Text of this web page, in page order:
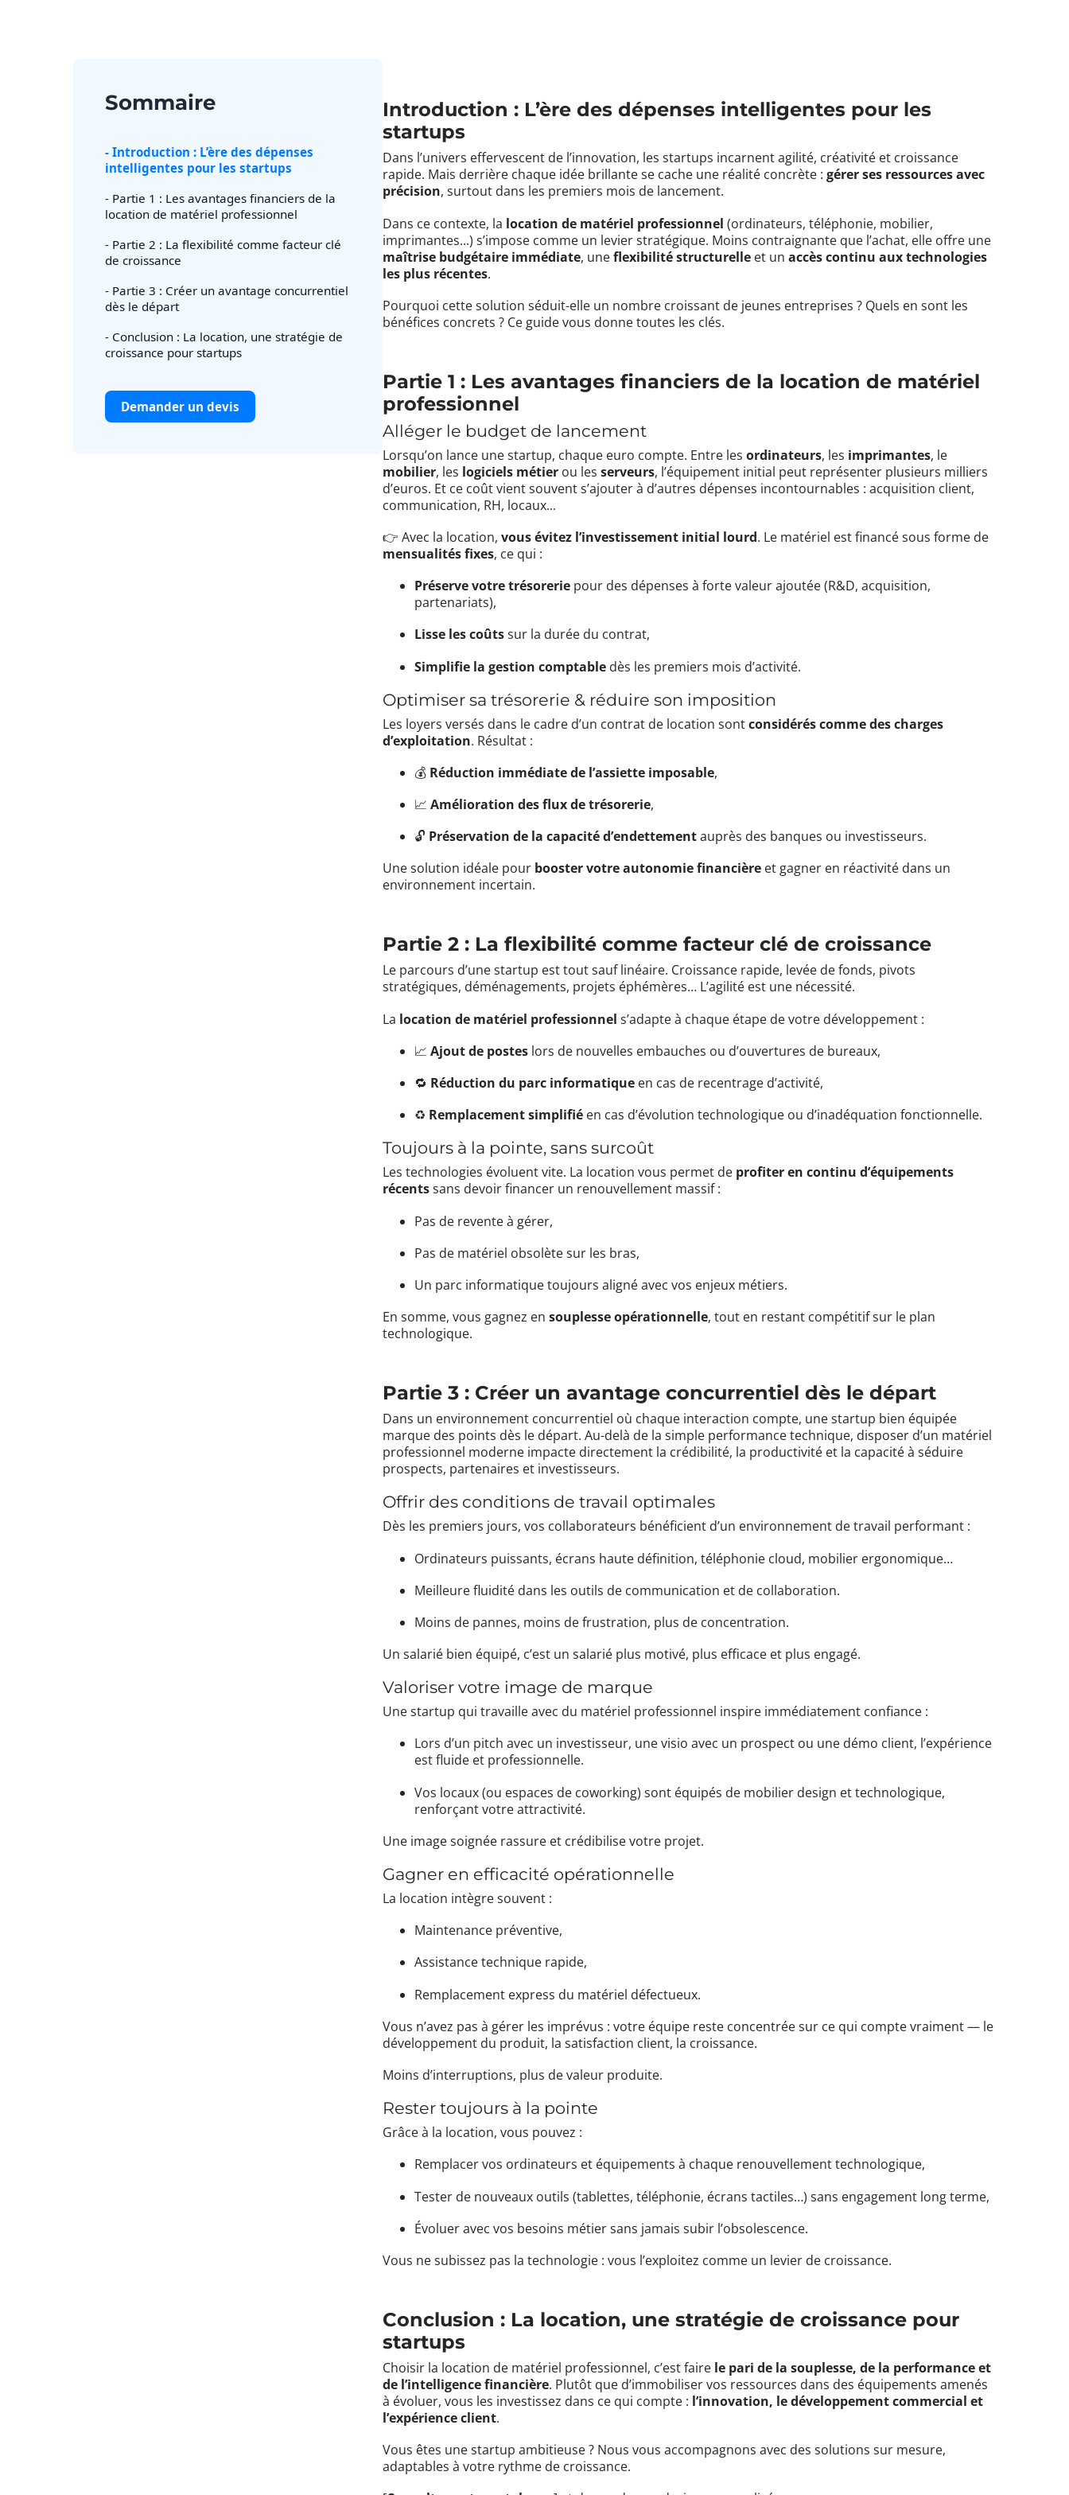
Sommaire
- Introduction : L’ère des dépenses
intelligentes pour les startups
- Partie 1 : Les avantages financiers de la
location de matériel professionnel
- Partie 2 : La flexibilité comme facteur clé
de croissance
- Partie 3 : Créer un avantage concurrentiel
dès le départ
- Conclusion : La location, une stratégie de
croissance pour startups
Demander un devis
Introduction : L’ère des dépenses intelligentes pour les
startups
Dans l’univers effervescent de l’innovation, les startups incarnent agilité, créativité et croissance
rapide. Mais derrière chaque idée brillante se cache une réalité concrète :gérer ses ressources avec
précision, surtout dans les premiers mois de lancement.
Dans ce contexte, la location de matériel professionnel (ordinateurs, téléphonie, mobilier,
imprimantes...) s’impose comme un levier stratégique. Moins contraignante que l’achat, elle offre une
maîtrise budgétaire immédiate, uneflexibilité structurelle et unaccès continu aux technologies
les plus récentes.
Pourquoi cette solution séduit-elle un nombre croissant de jeunes entreprises ? Quels en sont les
bénéfices concrets ? Ce guide vous donne toutes les clés.
Partie 1 : Les avantages financiers de la location de matériel
professionnel
Alléger le budget de lancement
Lorsqu’on lance une startup, chaque euro compte. Entre lesordinateurs, les imprimantes, le
mobilier, les logiciels métier ou lesserveurs, l’équipement initial peut représenter plusieurs milliers
d’euros. Et ce coût vient souvent s’ajouter à d’autres dépenses incontournables : acquisition client,
communication, RH, locaux...
👉 Avec la location,vous évitez l’investissement initial lourd. Le matériel est financé sous forme de
mensualités fixes, ce qui :
Préserve votre trésorerie pour des dépenses à forte valeur ajoutée (R&D, acquisition,
partenariats),
Lisse les coûtssur la durée du contrat,
Simplifie la gestion comptable dès les premiers mois d’activité.
Optimiser sa trésorerie & réduire son imposition
Les loyers versés dans le cadre d’un contrat de location sontconsidérés comme des charges
d’exploitation. Résultat :
💰 Réduction immédiate de l’assiette imposable,
📈Amélioration des flux de trésorerie,
🔓 Préservation de la capacité d’endettementauprès des banques ou investisseurs.
Une solution idéale pour booster votre autonomie financière et gagner en réactivité dans un
environnement incertain.
Partie 2 : La flexibilité comme facteur clé de croissance
Le parcours d’une startup est tout sauf linéaire. Croissance rapide, levée de fonds, pivots
stratégiques, déménagements, projets éphémères… L’agilité est une nécessité.
La location de matériel professionnel s’adapte à chaque étape de votre développement :
📈Ajout de postes lors de nouvelles embauches ou d’ouvertures de bureaux,
🔁 Réduction du parc informatique en cas de recentrage d’activité,
♻️ Remplacement simplifié en cas d’évolution technologique ou d’inadéquation fonctionnelle.
Toujours à la pointe, sans surcoût
Les technologies évoluent vite. La location vous permet de profiter en continu d’équipements
récentssans devoir financer un renouvellement massif :
Pas de revente à gérer,
Pas de matériel obsolète sur les bras,
Un parc informatique toujours aligné avec vos enjeux métiers.
En somme, vous gagnez ensouplesse opérationnelle, tout en restant compétitif sur le plan
technologique.
Partie 3 : Créer un avantage concurrentiel dès le départ
Dans un environnement concurrentiel où chaque interaction compte, une startup bien équipée
marque des points dès le départ. Au-delà de la simple performance technique, disposer d’un matériel
professionnel moderne impacte directement la crédibilité, la productivité et la capacité à séduire
prospects, partenaires et investisseurs.
Offrir des conditions de travail optimales
Dès les premiers jours, vos collaborateurs bénéficient d’un environnement de travail performant :
Ordinateurs puissants, écrans haute définition, téléphonie cloud, mobilier ergonomique…
Meilleure fluidité dans les outils de communication et de collaboration.
Moins de pannes, moins de frustration, plus de concentration.
Un salarié bien équipé, c’est un salarié plus motivé, plus efficace et plus engagé.
Valoriser votre image de marque
Une startup qui travaille avec du matériel professionnel inspire immédiatement confiance :
Lors d’un pitch avec un investisseur, une visio avec un prospect ou une démo client, l’expérience
est fluide et professionnelle.
Vos locaux (ou espaces de coworking) sont équipés de mobilier design et technologique,
renforçant votre attractivité.
Une image soignée rassure et crédibilise votre projet.
Gagner en efficacité opérationnelle
La location intègre souvent :
Maintenance préventive,
Assistance technique rapide,
Remplacement express du matériel défectueux.
Vous n’avez pas à gérer les imprévus : votre équipe reste concentrée sur ce qui compte vraiment — le
développement du produit, la satisfaction client, la croissance.
Moins d’interruptions, plus de valeur produite.
Rester toujours à la pointe
Grâce à la location, vous pouvez :
Remplacer vos ordinateurs et équipements à chaque renouvellement technologique,
Tester de nouveaux outils (tablettes, téléphonie, écrans tactiles…) sans engagement long terme,
Évoluer avec vos besoins métier sans jamais subir l’obsolescence.
Vous ne subissez pas la technologie : vous l’exploitez comme un levier de croissance.
Conclusion : La location, une stratégie de croissance pour
startups
Choisir la location de matériel professionnel, c’est faire le pari de la souplesse, de la performance et
de l’intelligence financière. Plutôt que d’immobiliser vos ressources dans des équipements amenés
à évoluer, vous les investissez dans ce qui compte : l’innovation, le développement commercial et
l’expérience client.
Vous êtes une startup ambitieuse ? Nous vous accompagnons avec des solutions sur mesure,
adaptables à votre rythme de croissance.